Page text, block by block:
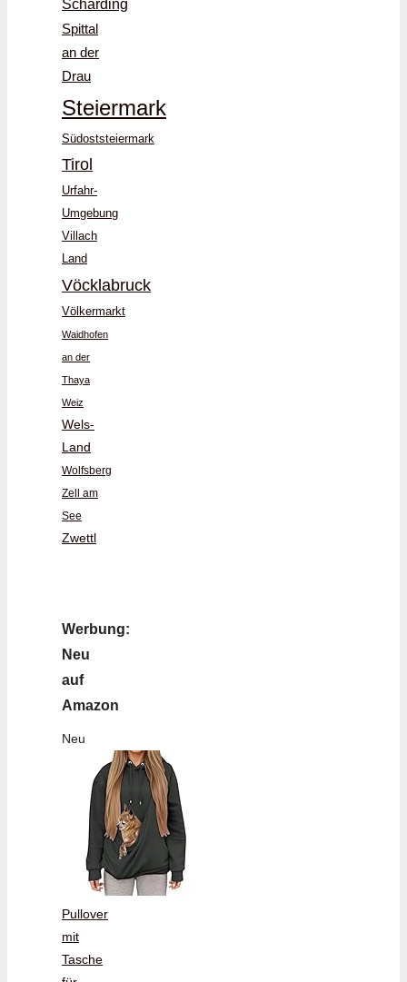
Schärding
Spittal
an der
Drau
Steiermark
Südoststeiermark
Tirol
Urfahr-
Umgebung
Villach
Land
Vöcklabruck
Völkermarkt
Waidhofen
an der
Thaya
Weiz
Wels-
Land
Wolfsberg
Zell am
See
Zwettl
Werbung:
Neu
auf
Amazon
Neu
Pullover
mit
Tasche